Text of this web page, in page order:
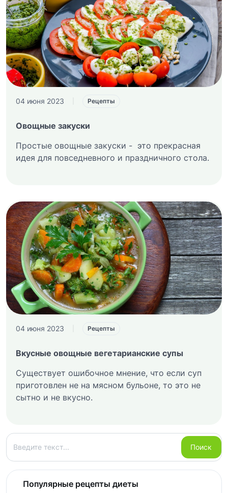
04 июня 2023 Рецепты
Овощные закуски
Простые овощные закуски - это прекрасная
идея для повседневного и праздничного стола.
04 июня 2023 Рецепты
Вкусные овощные вегетарианские супы
Существует ошибочное мнение, что если суп
приготовлен не на мясном бульоне, то это не
сытно и не вкусно.
Поиск
Поиск
Популярные рецепты диеты